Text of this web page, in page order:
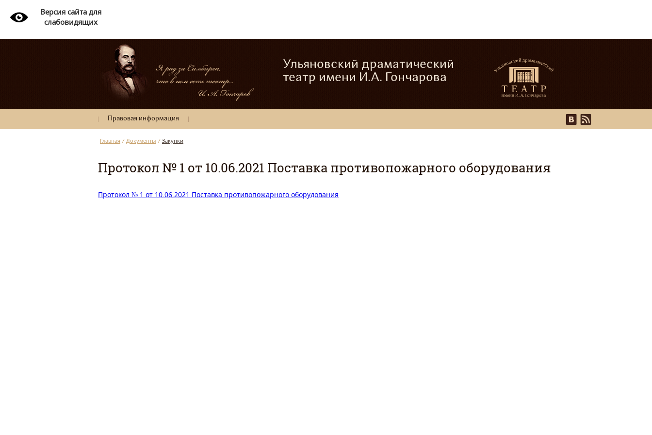
Версия сайта для
слабовидящих
Ульяновский драматический
театр имени И.А. Гончарова
Правовая информация
Главная / Документы / Закупки
Протокол № 1 от 10.06.2021 Поставка противопожарного оборудования
Протокол № 1 от 10.06.2021 Поставка противопожарного оборудования